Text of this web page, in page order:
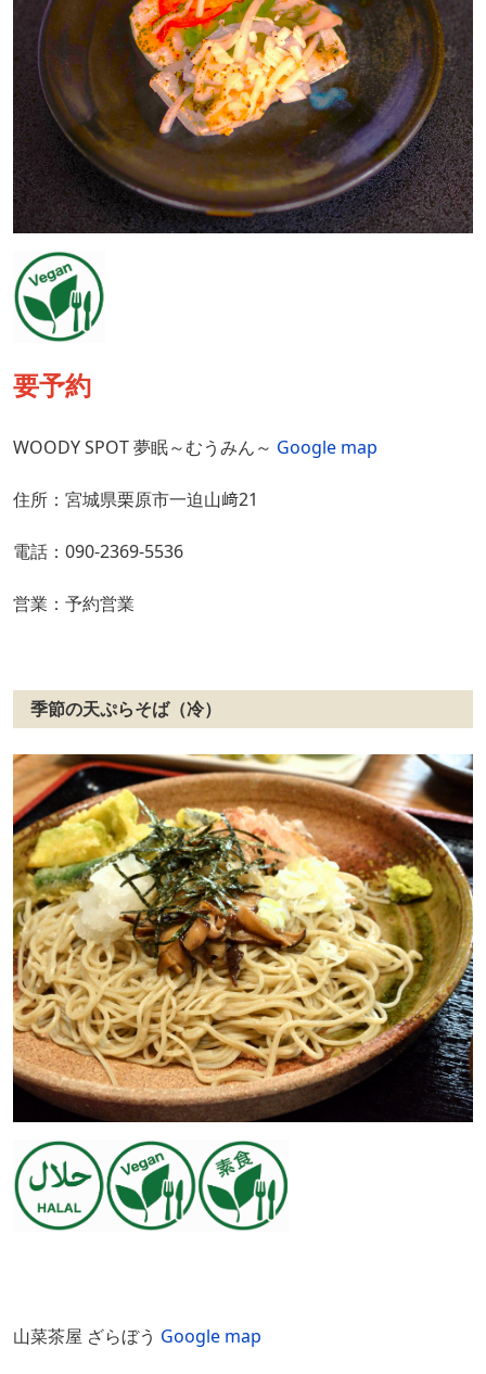
要予約
WOODY SPOT 夢眠～むうみん～ Google map
住所：宮城県栗原市一迫山﨑21
電話：090-2369-5536
営業：予約営業
季節の天ぷらそば（冷）
山菜茶屋 ざらぼう Google map